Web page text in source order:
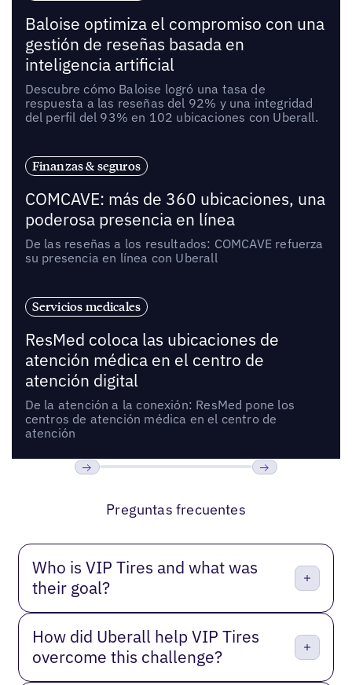
Baloise optimiza el compromiso con una
gestión de reseñas basada en
inteligencia artificial
Descubre cómo Baloise logró una tasa de
respuesta a las reseñas del 92% y una integridad
del perfil del 93% en 102 ubicaciones con Uberall.
Finanzas & seguros
COMCAVE: más de 360 ubicaciones, una
poderosa presencia en línea
De las reseñas a los resultados: COMCAVE refuerza
su presencia en línea con Uberall
Servicios medicales
ResMed coloca las ubicaciones de
atención médica en el centro de
atención digital
De la atención a la conexión: ResMed pone los
centros de atención médica en el centro de
atención
Preguntas frecuentes
Who is VIP Tires and what was
their goal?
How did Uberall help VIP Tires
overcome this challenge?